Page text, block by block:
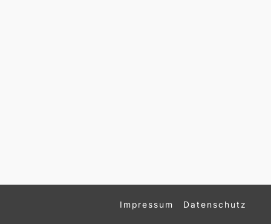
Impressum Datenschutz